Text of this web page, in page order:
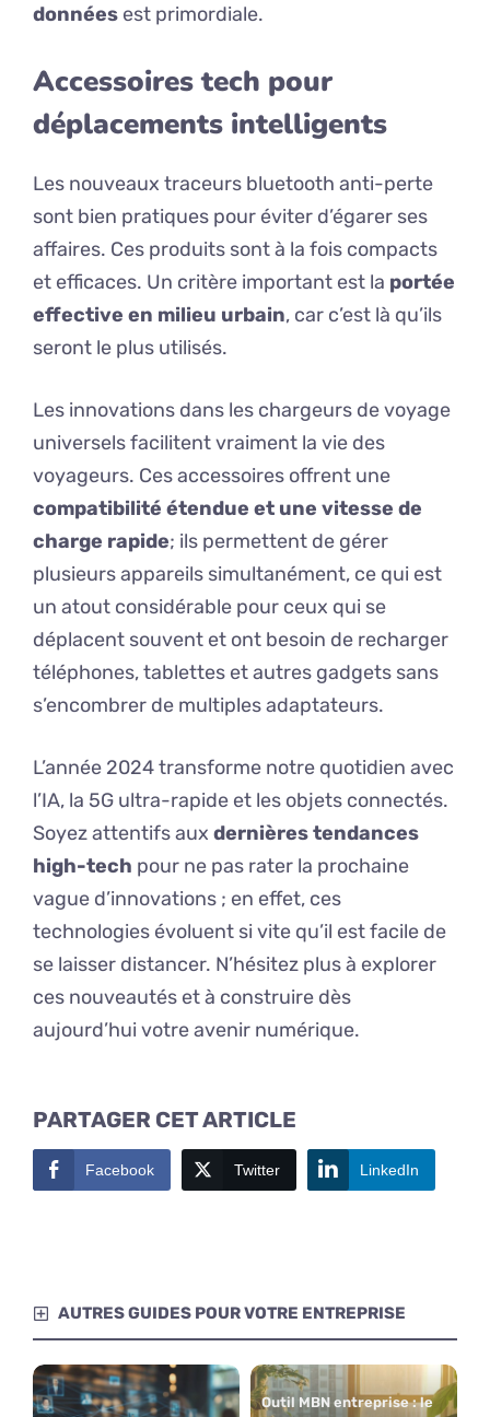
données est primordiale.
Accessoires tech pour
déplacements intelligents
Les nouveaux traceurs bluetooth anti-perte
sont bien pratiques pour éviter d’égarer ses
affaires. Ces produits sont à la fois compacts
et efficaces. Un critère important est la portée
effective en milieu urbain, car c’est là qu’ils
seront le plus utilisés.
Les innovations dans les chargeurs de voyage
universels facilitent vraiment la vie des
voyageurs. Ces accessoires offrent une
compatibilité étendue et une vitesse de
charge rapide; ils permettent de gérer
plusieurs appareils simultanément, ce qui est
un atout considérable pour ceux qui se
déplacent souvent et ont besoin de recharger
téléphones, tablettes et autres gadgets sans
s’encombrer de multiples adaptateurs.
L’année 2024 transforme notre quotidien avec
l’IA, la 5G ultra-rapide et les objets connectés.
Soyez attentifs aux dernières tendances
high-tech pour ne pas rater la prochaine
vague d’innovations ; en effet, ces
technologies évoluent si vite qu’il est facile de
se laisser distancer. N’hésitez plus à explorer
ces nouveautés et à construire dès
aujourd’hui votre avenir numérique.
PARTAGER CET ARTICLE
Facebook Twitter LinkedIn
AUTRES GUIDES POUR VOTRE ENTREPRISE
Outil MBN entreprise : le